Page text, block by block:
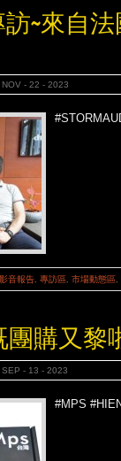
專訪~來
NOV - 22 - 2023
音報告, 專訪區, 市場動態區,
又黎啦
SEP - 13 - 2023
#MPS